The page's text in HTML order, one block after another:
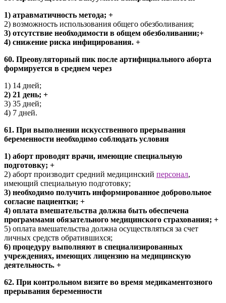
1) атравматичность метода; +
2) возможность использования общего обезболивания;
3) отсутствие необходимости в общем обезболивании;+
4) снижение риска инфицирования. +
60. Преовуляторный пик после артифициального аборта
формируется в среднем через
1) 14 дней;
2) 21 день; +
3) 35 дней;
4) 7 дней.
61. При выполнении искусственного прерывания
беременности необходимо соблюдать условия
1) аборт проводят врачи, имеющие специальную
подготовку; +
2) аборт производит средний медицинский персонал,
имеющий специальную подготовку;
3) необходимо получить информированное добровольное
согласие пациентки; +
4) оплата вмешательства должна быть обеспечена
программами обязательного медицинского страхования; +
5) оплата вмешательства должна осуществляться за счет
личных средств обратившихся;
6) процедуру выполняют в специализированных
учреждениях, имеющих лицензию на медицинскую
деятельность. +
62. При контрольном визите во время медикаментозного
прерывания беременности